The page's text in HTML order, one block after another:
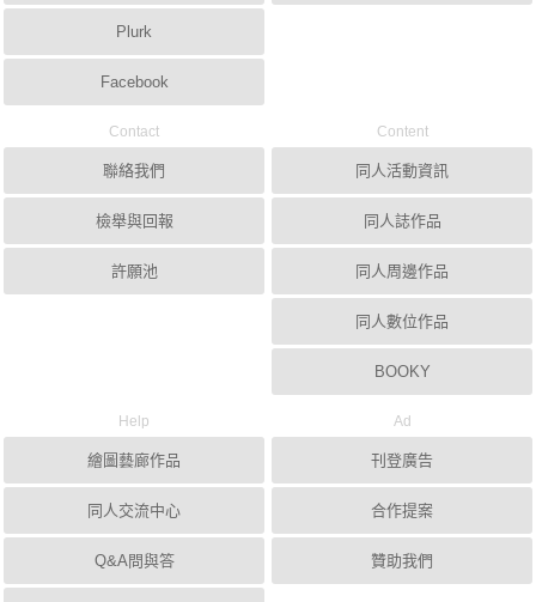
Plurk
Facebook
Contact
聯絡我們
檢舉與回報
許願池
Content
同人活動資訊
同人誌作品
同人周邊作品
同人數位作品
BOOKY
Help
繪圖藝廊作品
同人交流中心
Q&A問與答
Ad
刊登廣告
合作提案
贊助我們